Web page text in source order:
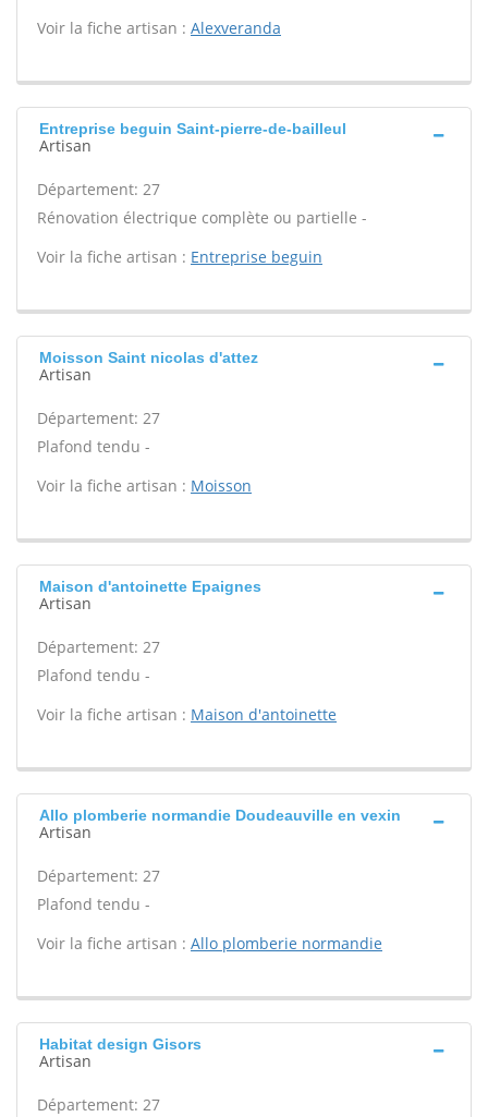
Voir la fiche artisan : Alexveranda
Entreprise beguin Saint-pierre-de-bailleul
Artisan
Département: 27
Rénovation électrique complète ou partielle -
Voir la fiche artisan : Entreprise beguin
Moisson Saint nicolas d'attez
Artisan
Département: 27
Plafond tendu -
Voir la fiche artisan : Moisson
Maison d'antoinette Epaignes
Artisan
Département: 27
Plafond tendu -
Voir la fiche artisan : Maison d'antoinette
Allo plomberie normandie Doudeauville en vexin
Artisan
Département: 27
Plafond tendu -
Voir la fiche artisan : Allo plomberie normandie
Habitat design Gisors
Artisan
Département: 27